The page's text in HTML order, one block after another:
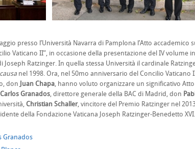
presso l’Università Navarra di Pamplona l’Atto accademico
Vaticano II”, in occasione della presentazione del IV volume in
Joseph Ratzinger. In quella stessa Università il cardinale
nel 1998. Ora, nel 50mo anniversario del Concilio Vaticano
don Juan Chapa , hanno voluto organizzare un significativo Atto
Carlos Granados , direttore generale della BAC di Madrid, don
Christian Schaller, vincitore del Premio Ratzinger nel
della Fondazione Vaticana Joseph Ratzinger-Benedetto
Granados